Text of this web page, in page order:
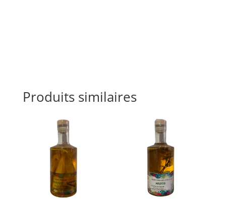
Produits similaires